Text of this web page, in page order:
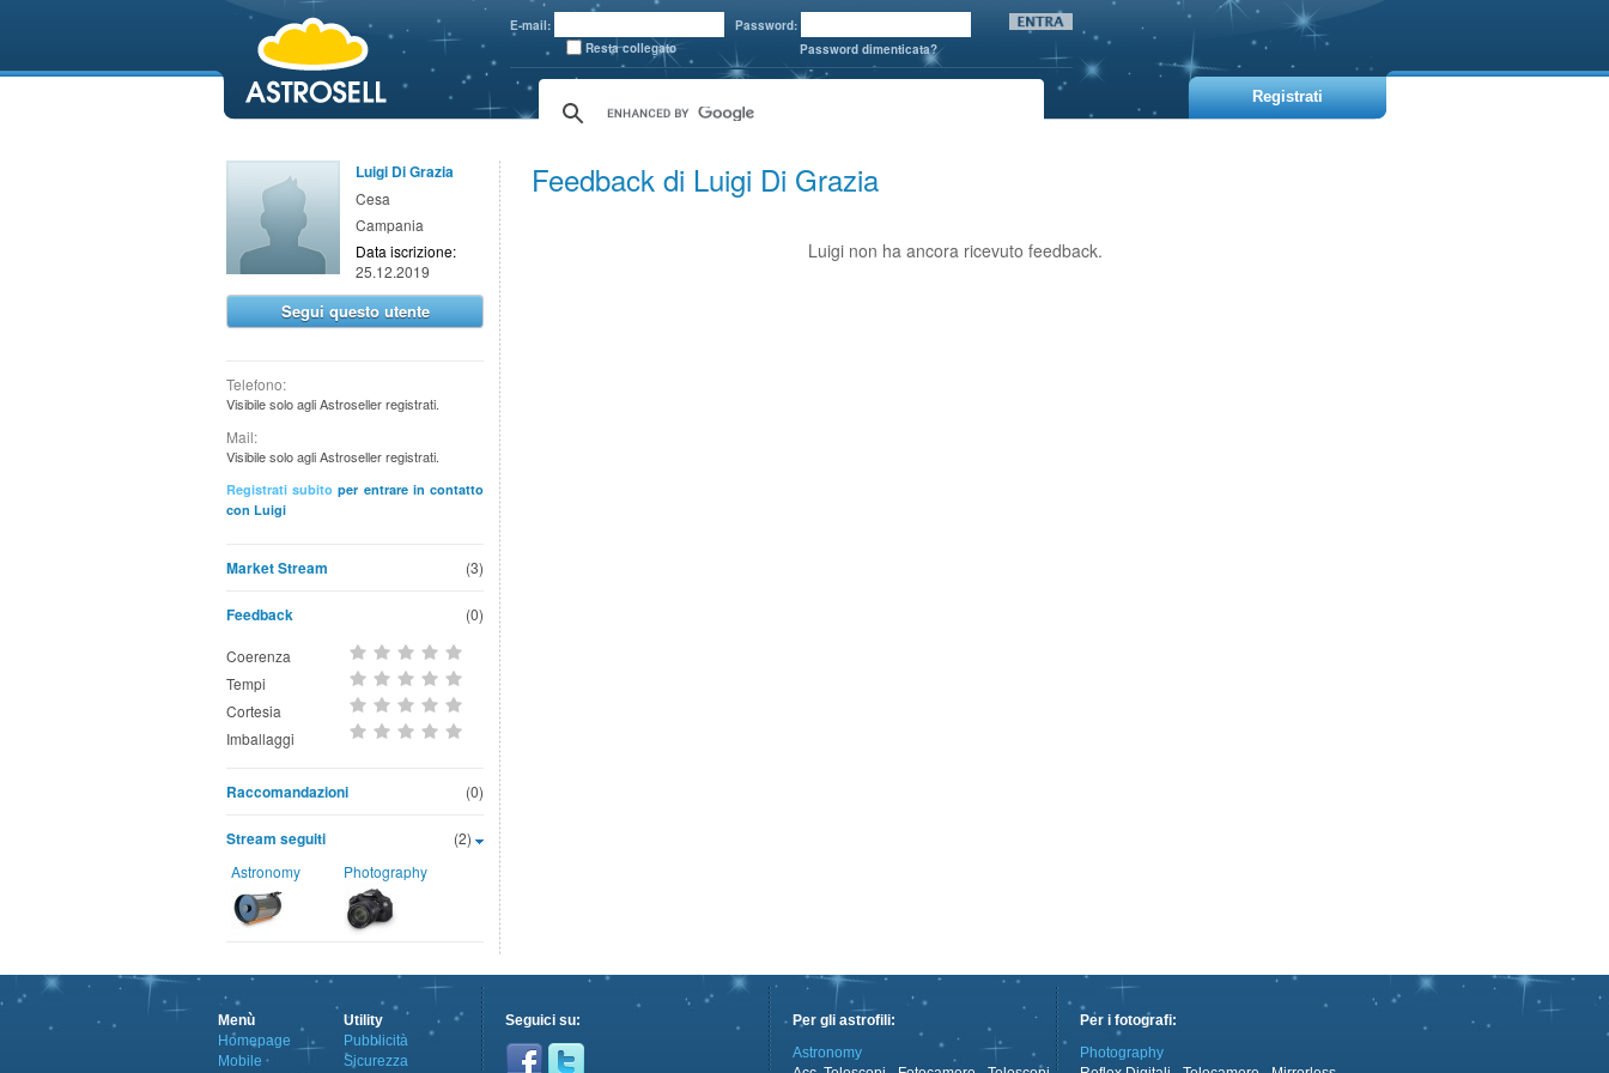
E-mail:
Password:
Resta collegato
Password dimenticata?
Registrati
Luigi Di Grazia
Cesa
Campania
Data iscrizione:
25.12.2019
Segui questo utente
Telefono:
Visibile solo agli Astroseller registrati.
Mail:
Visibile solo agli Astroseller registrati.
Registrati subito per entrare in contatto
con Luigi
(3)
Market Stream
Feedback (0)
Coerenza
Tempi
Cortesia
Imballaggi
(0)
Raccomandazioni
(2)
Stream seguiti
Astronomy Photography
Feedback di Luigi Di Grazia
Luigi non ha ancora ricevuto feedback.
Menù
Homepage
Mobile
Utility
Pubblicità
Sicurezza
Seguici su:
Per gli astrofili:
Astronomy
Per i fotografi:
Photography